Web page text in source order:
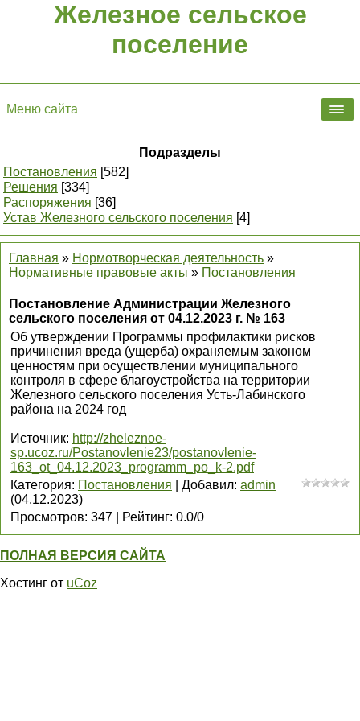
Железное сельское
поселение
Меню сайта
Подразделы
Постановления [582]
Решения [334]
Распоряжения [36]
Устав Железного сельского поселения [4]
Главная » Нормотворческая деятельность »
Нормативные правовые акты » Постановления
Постановление Администрации Железного
сельского поселения от 04.12.2023 г. № 163
Об утверждении Программы профилактики рисков
причинения вреда (ущерба) охраняемым законом
ценностям при осуществлении муниципального
контроля в сфере благоустройства на территории
Железного сельского поселения Усть-Лабинского
района на 2024 год
Источник: http://zheleznoe-
sp.ucoz.ru/Postanovlenie23/postanovlenie-
163_ot_04.12.2023_programm_po_k-2.pdf
Категория: Постановления Добавил: admin
(04.12.2023)
Просмотров: 347 Рейтинг: 0.0/0
ПОЛНАЯ ВЕРСИЯ САЙТА
Хостинг от uCoz